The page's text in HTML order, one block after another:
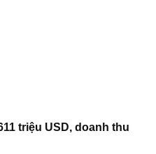
triệu USD, doanh thu